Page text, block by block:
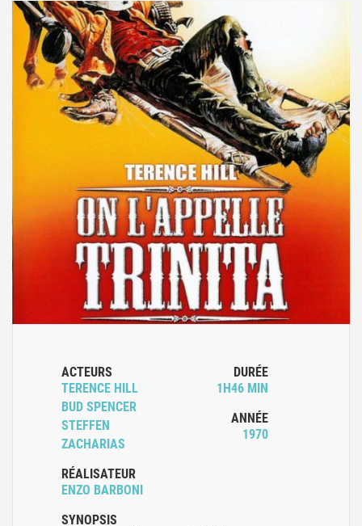
ACTEURS
TERENCE HILL
BUD SPENCER
STEFFEN
ZACHARIAS
RÉALISATEUR
ENZO BARBONI
DURÉE
1H46 MIN
ANNÉE
1970
SYNOPSIS